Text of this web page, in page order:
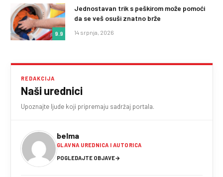
9.9
Jednostavan trik s peškirom može pomoći
da se veš osuši znatno brže
14 srpnja, 2026
REDAKCIJA
Naši urednici
Upoznajte ljude koji pripremaju sadržaj portala.
belma
GLAVNA UREDNICA I AUTORICA
POGLEDAJTE OBJAVE→